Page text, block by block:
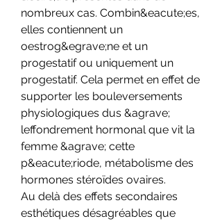
nombreux cas. Combin&eacute;es,
elles contiennent un
oestrog&egrave;ne et un
progestatif ou uniquement un
progestatif. Cela permet en effet de
supporter les bouleversements
physiologiques dus &agrave;
leffondrement hormonal que vit la
femme &agrave; cette
p&eacute;riode, métabolisme des
hormones stéroïdes ovaires.
Au delà des effets secondaires
esthétiques désagréables que